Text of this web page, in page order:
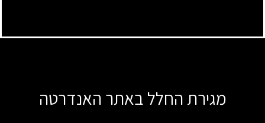
מגירת החלל באתר האנדרטה